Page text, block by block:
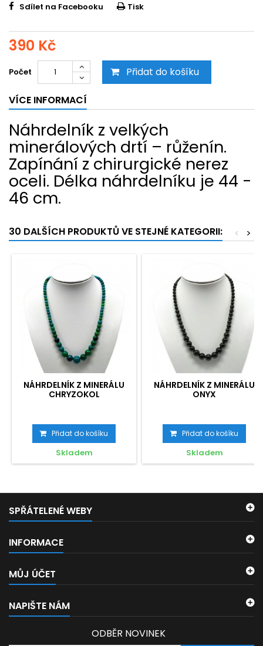
Sdílet na Facebooku Tisk
390 Kč
Počet Přidat do košíku
VÍCE INFORMACÍ
Náhrdelník z velkých
minerálových drtí – růženín.
Zapínání z chirurgické nerez
oceli. Délka náhrdelníku je 44 -
46 cm.
30 DALŠÍCH PRODUKTŮ VE STEJNÉ KATEGORII: >
<
NÁHRDELNÍK Z MINERÁLU
CHRYZOKOL
Přidat do košíku
Skladem
NÁHRDELNÍK Z MINERÁLU
ONYX
Přidat do košíku
Skladem
SPŘÁTELENÉ WEBY
INFORMACE
MŮJ ÚČET
NAPIŠTE NÁM
ODBĚR NOVINEK